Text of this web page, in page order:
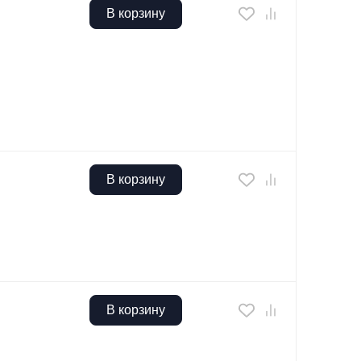
В корзину
В корзину
В корзину